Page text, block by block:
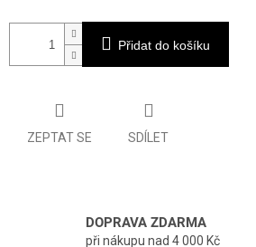
Přidat do košíku
ZEPTAT SE SDÍLET
DOPRAVA ZDARMA
při nákupu nad 4 000 Kč